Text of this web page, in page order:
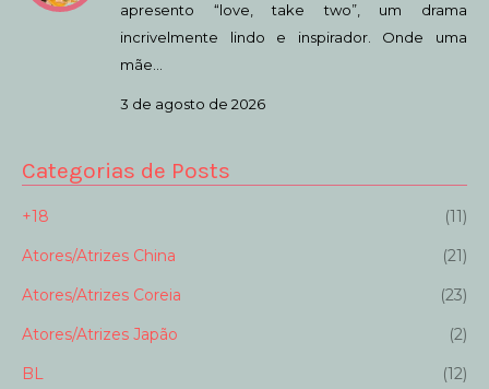
apresento “love, take two”, um drama
incrivelmente lindo e inspirador. Onde uma
mãe…
3 de agosto de 2026
Categorias de Posts
+18
(11)
Atores/Atrizes China
(21)
Atores/Atrizes Coreia
(23)
Atores/Atrizes Japão
(2)
BL
(12)